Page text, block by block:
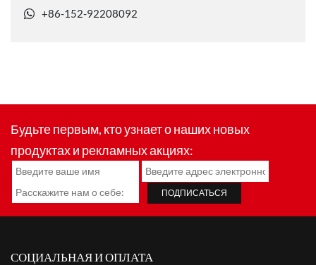
+86-152-92208092
Будьте первым, кто узнает о наших новых
продуктах и рекламных акциях:
СОЦИАЛЬНАЯ И ОПЛАТА